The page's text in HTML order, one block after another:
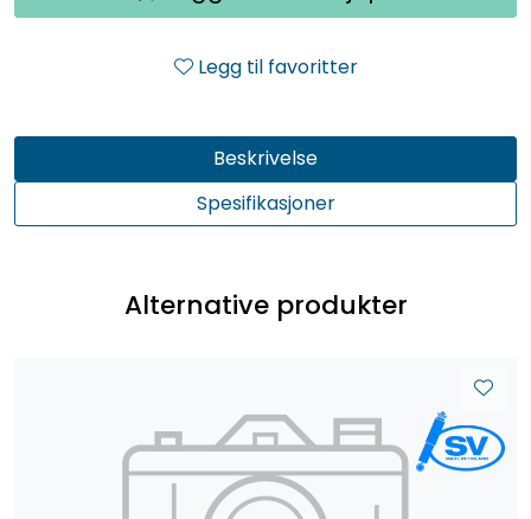
Legg til favoritter
Beskrivelse
Spesifikasjoner
Alternative produkter